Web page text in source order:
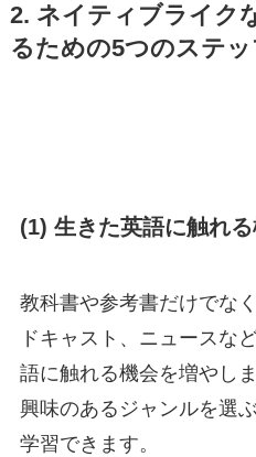
2. ネイティブライク
るための5つのステ
(1) 生きた英語に触れ
教科書や参考書だけでな
ドキャスト、ニュースな
語に触れる機会を増やし
興味のあるジャンルを選
学習できます。